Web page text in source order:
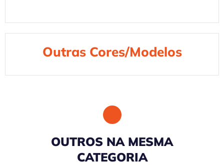
Outras Cores/Modelos
OUTROS NA MESMA
CATEGORIA